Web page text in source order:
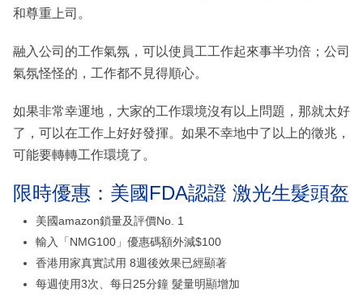
和尊重上司。
融入公司的工作氣氛，可以使員工工作起來事半功倍；公司
氣氛怪怪的，工作都不見得順心。
如果非常幸運地，大家的工作環境沒有以上問題，那就太好
了，可以在工作上好好發揮。如果不幸地中了以上的徵兆，
可能要轉轉工作環境了。
限時優惠：美國FDA認證 激光生髮頭盔
美國amazon鎖量及評價No. 1
輸入「NMG100」優惠碼額外減$100
香港用家真實試用 8週後效果已經顯著
每週使用3次、每日25分鐘 髮量明顯增加